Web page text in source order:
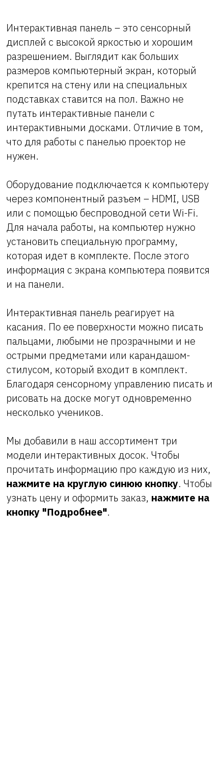
Интерактивная панель – это сенсорный
дисплей с высокой яркостью и хорошим
разрешением. Выглядит как больших
размеров компьютерный экран, который
крепится на стену или на специальных
подставках ставится на пол. Важно не
путать интерактивные панели с
интерактивными досками. Отличие в том,
что для работы с панелью проектор не
нужен.
Оборудование подключается к компьютеру
через компонентный разъем – HDMI, USB
или с помощью беспроводной сети Wi-Fi.
Для начала работы, на компьютер нужно
установить специальную программу,
которая идет в комплекте. После этого
информация с экрана компьютера появится
и на панели.
Интерактивная панель реагирует на
касания. По ее поверхности можно писать
пальцами, любыми не прозрачными и не
острыми предметами или карандашом-
стилусом, который входит в комплект.
Благодаря сенсорному управлению писать и
рисовать на доске могут одновременно
несколько учеников.
Мы добавили в наш ассортимент три
модели интерактивных досок. Чтобы
прочитать информацию про каждую из них,
нажмите на круглую синюю кнопку. Чтобы
узнать цену и оформить заказ, нажмите на
кнопку "Подробнее".